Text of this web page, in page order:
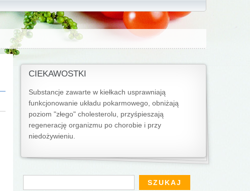
CIEKAWOSTKI
Substancje zawarte w kiełkach usprawniają
funkcjonowanie układu pokarmowego, obniżają
poziom "złego" cholesterolu, przyśpieszają
regenerację organizmu po chorobie i przy
niedożywieniu.
Formularz wyszukiwania
Szukaj